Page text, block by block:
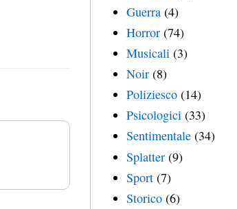
Guerra (4)
Horror (74)
Musicali (3)
Noir (8)
Poliziesco (14)
Psicologici (33)
Sentimentale (34)
Splatter (9)
Sport (7)
Storico (6)